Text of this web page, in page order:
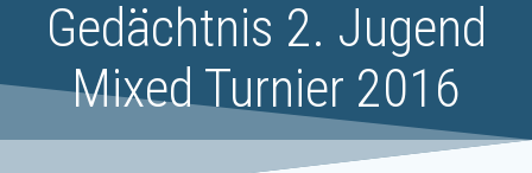
Gedächtnis 2. Jugend
Mixed Turnier 2016